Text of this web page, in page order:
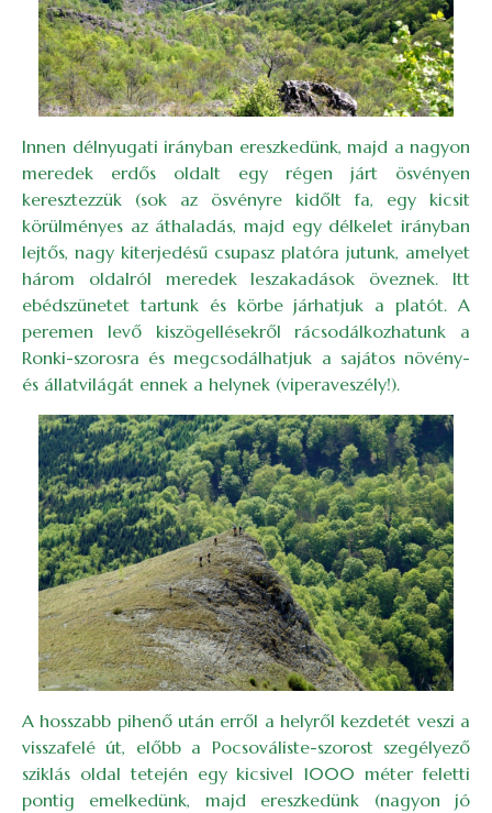
Innen délnyugati irányban ereszkedünk, majd a nagyon
meredek erdős oldalt egy régen járt ösvényen
keresztezzük (sok az ösvényre kidőlt fa, egy kicsit
körülményes az áthaladás, majd egy délkelet irányban
lejtős, nagy kiterjedésű csupasz platóra jutunk, amelyet
három oldalról meredek leszakadások öveznek. Itt
ebédszünetet tartunk és körbe járhatjuk a platót. A
peremen levő kiszögellésekről rácsodálkozhatunk a
Ronki-szorosra és megcsodálhatjuk a sajátos növény-
és állatvilágát ennek a helynek (viperaveszély!).
Image
A hosszabb pihenő után erről a helyről kezdetét veszi a
visszafelé út, előbb a Pocsováliste-szorost szegélyező
sziklás oldal tetején egy kicsivel 1000 méter feletti
pontig emelkedünk, majd ereszkedünk (nagyon jó